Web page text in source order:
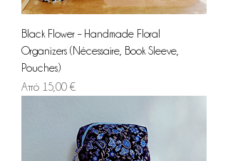
Black Flower – Handmade Floral
Organizers (Nécessaire, Book Sleeve,
Pouches)
Από 15,00 €
Τιμή Έκπτωσης